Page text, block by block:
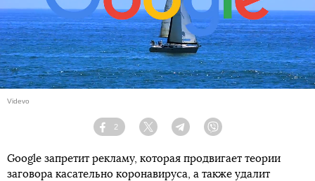
Videvo
Facebook
2
Twitter TelegramViber
Google запретит рекламу, которая продвигает теории
заговора касательно коронавируса, а также удалит